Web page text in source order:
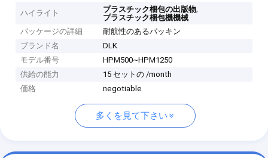
ハイライト プラスチック梱包の出版物,
プラスチック梱包機機械
パッケージの詳細
耐航性のあるパッキン
ブランド名
DLK
モデル番号
HPM500~HPM1250
供給の能力
15 セットの /month
価格
negotiable
多くを見て下さい